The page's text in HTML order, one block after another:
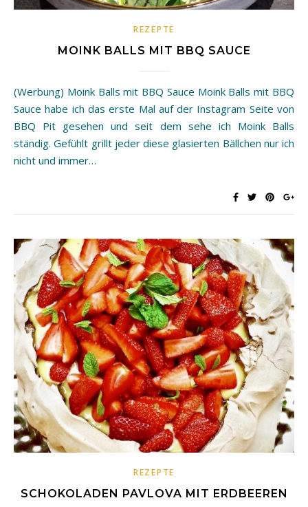
REZEPTE
MOINK BALLS MIT BBQ SAUCE
(Werbung) Moink Balls mit BBQ Sauce Moink Balls mit BBQ
Sauce habe ich das erste Mal auf der Instagram Seite von
BBQ Pit gesehen und seit dem sehe ich Moink Balls
ständig. Gefühlt grillt jeder diese glasierten Bällchen nur ich
nicht und immer…
REZEPTE
SCHOKOLADEN PAVLOVA MIT ERDBEEREN